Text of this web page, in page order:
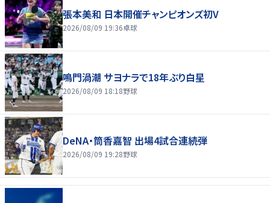
張本美和 日本開催チャンピオンズ初V
2026/08/09 19:36卓球
鳴門渦潮 サヨナラで18年ぶり白星
2026/08/09 18:18野球
DeNA・筒香嘉智 出場4試合連続弾
2026/08/09 19:28野球